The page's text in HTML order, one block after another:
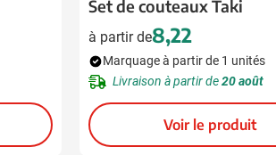
Set de couteaux Taki
à partir de8,22
Marquage à partir de 1 unités
Livraison à partir de20 août
Voir le produit